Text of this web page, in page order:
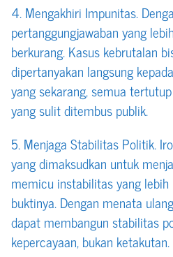
4. Mengakhiri Impunitas.
pertanggungjawaban yang
berkurang. Kasus kebrutalan
dipertanyakan langsung
yang sekarang, semua
yang sulit ditembus publik.
5. Menjaga Stabilitas Politik.
yang dimaksudkan untuk
memicu instabilitas yang
buktinya. Dengan menata
dapat membangun stabilitas
kepercayaan, bukan ketakutan.